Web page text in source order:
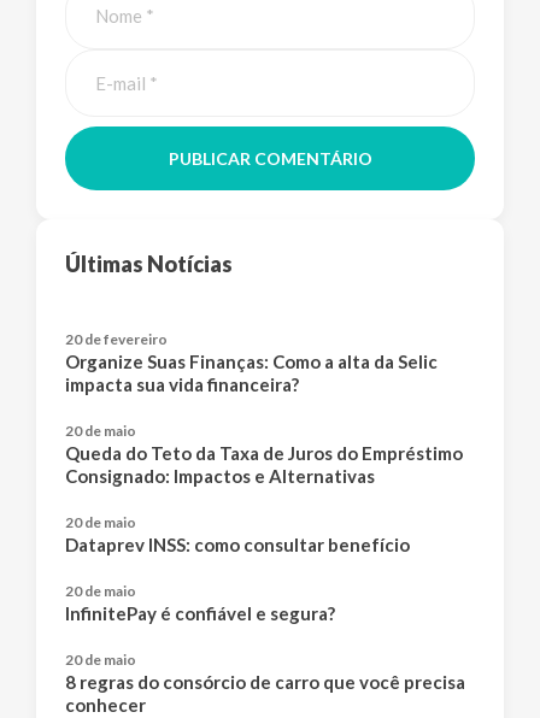
PUBLICAR COMENTÁRIO
Últimas Notícias
20 de fevereiro
Organize Suas Finanças: Como a alta da Selic
impacta sua vida financeira?
20 de maio
Queda do Teto da Taxa de Juros do Empréstimo
Consignado: Impactos e Alternativas
20 de maio
Dataprev INSS: como consultar benefício
20 de maio
InfinitePay é confiável e segura?
20 de maio
8 regras do consórcio de carro que você precisa
conhecer